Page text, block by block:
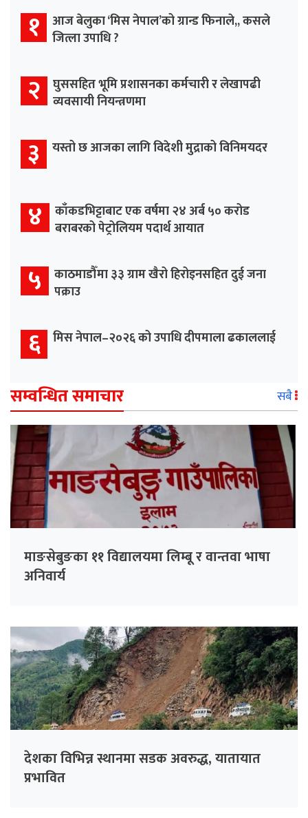
१ आज बेलुका ‘मिस नेपाल’को ग्रान्ड फिनाले,, कसले
जित्ला उपाधि ?
२ घुससहित भूमि प्रशासनका कर्मचारी र लेखापढी
व्यवसायी नियन्त्रणमा
३ यस्तो छ आजका लागि विदेशी मुद्राको विनिमयदर
४ काँकडभिट्टाबाट एक वर्षमा २४ अर्ब ५० करोड
बराबरको पेट्रोलियम पदार्थ आयात
५ काठमाडौँमा ३३ ग्राम खैरो हिरोइनसहित दुई जना
पक्राउ
६ मिस नेपाल–२०२६ को उपाधि दीपमाला ढकाललाई
सम्वन्धित समाचार सबै
माङसेबुङका ११ विद्यालयमा लिम्बू र वान्तवा भाषा
अनिवार्य
देशका विभिन्न स्थानमा सडक अवरुद्ध, यातायात
प्रभावित